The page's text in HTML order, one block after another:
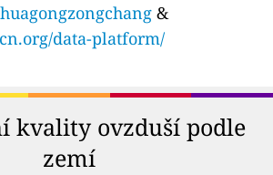
&
data-platform/
kvality ovzduší podle
zemí